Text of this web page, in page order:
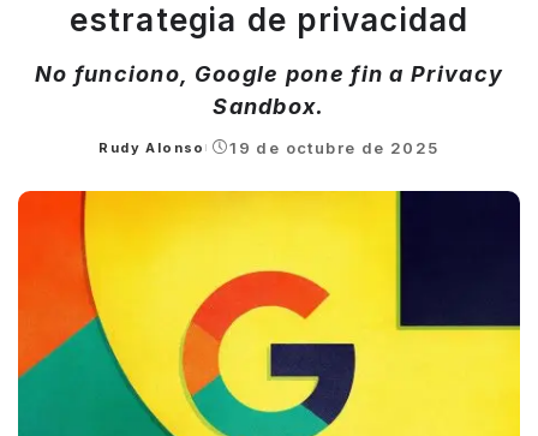
estrategia de privacidad
No funciono, Google pone fin a Privacy
Sandbox.
Posted
Rudy Alonso 19 de octubre de 2025